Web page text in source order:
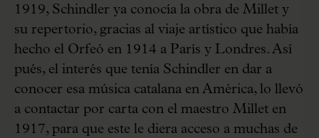
1919, Schindler ya conocía la obra de Millet y
su repertorio, gracias al viaje artístico que había
hecho el Orfeó en 1914 a París y Londres. Así
pués, el interés que tenía Schindler en dar a
conocer esa música catalana en América, lo llevó
a contactar por carta con el maestro Millet en
1917, para que este le diera acceso a muchas de